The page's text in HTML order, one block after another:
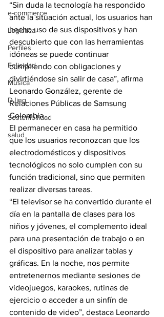
e-commerce
Logística
Perfiles
Felicidad
Música
DJing
Sostenibilidad
salud
“Sin duda la tecnología ha respondido
ante la situación actual, los usuarios han
hecho uso de sus dispositivos y han
descubierto que con las herramientas
idóneas se puede continuar
cumpliendo con obligaciones y
divirtiéndose sin salir de casa”, afirma
Leonardo González, gerente de
Relaciones Públicas de Samsung
Colombia.
El permanecer en casa ha permitido
que los usuarios reconozcan que los
electrodomésticos y dispositivos
tecnológicos no solo cumplen con su
función tradicional, sino que permiten
realizar diversas tareas.
“El televisor se ha convertido durante el
día en la pantalla de clases para los
niños y jóvenes, el complemento ideal
para una presentación de trabajo o en
el dispositivo para analizar tablas y
gráficas. En la noche, nos permite
entretenernos mediante sesiones de
videojuegos, karaokes, rutinas de
ejercicio o acceder a un sinfín de
contenido de video”, destaca Leonardo